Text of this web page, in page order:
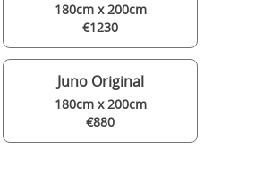
180cm x 200cm
€1230
Juno Original
180cm x 200cm
€880